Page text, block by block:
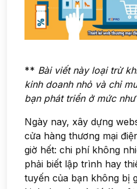
** Bài viết này loại trừ
kinh doanh nhỏ và chỉ
bạn phát triển ở mức
Ngày nay, xây dựng
cửa hàng thương mại
giờ hết: chi phí không
phải biết lập trình hay
tuyến của bạn không bị